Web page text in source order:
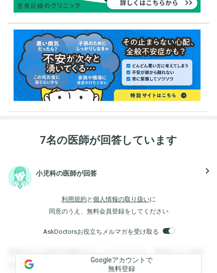
7名の医師が回答しています
小児科の医師が回答 navigate_next
利用規約 と 個人情報の取り扱いに
同意のうえ、無料会員登録をしてください
AskDoctorsお役立ちメルマガを受け取る
登録すると回答を閲覧することができます。登録すると回答
を閲覧することができます。登録すると回答を閲覧すること
Googleアカウントで
無料登録